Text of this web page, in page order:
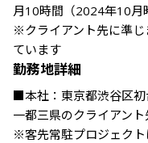
月10時間（2024年10月
※クライアント先に準
ています
勤務地詳細
■本社：東京都渋谷区
一都三県のクライアント
※客先常駐プロジェク